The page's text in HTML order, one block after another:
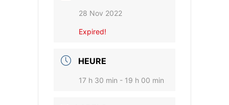
28 Nov 2022
Expired!
HEURE
17 h 30 min - 19 h 00 min